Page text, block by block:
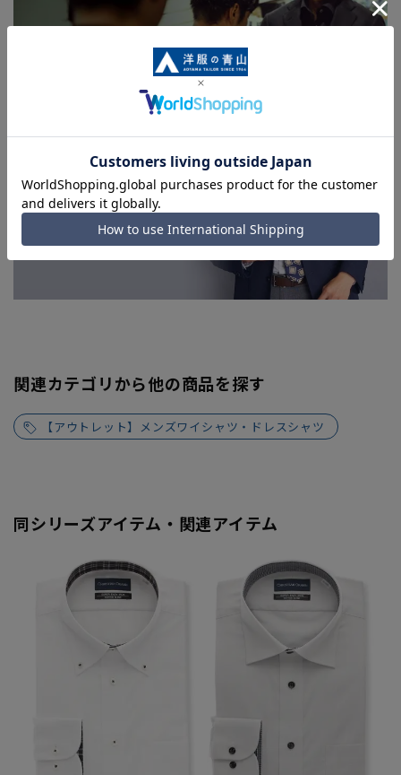
関連カテゴリから他の商品を探す
【アウトレット】メンズワイシャツ・ドレスシャツ
同シリーズアイテム・関連アイテム